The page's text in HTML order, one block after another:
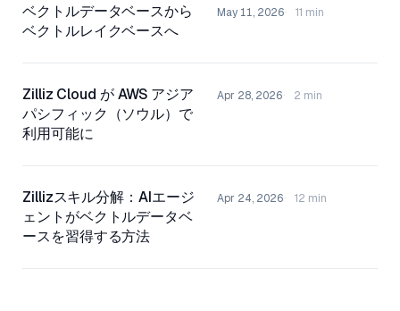
ベクトルデータベースから
ベクトルレイクベースへ
May 11, 2026 11 min
Zilliz Cloud が AWS アジア
パシフィック（ソウル）で
利用可能に
Apr 28, 2026 2 min
Zillizスキル分解：AIエージ
ェントがベクトルデータベ
ースを習得する方法
Apr 24, 2026 12 min